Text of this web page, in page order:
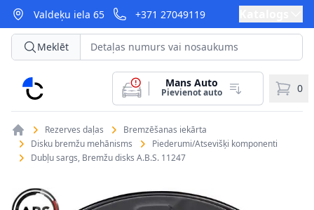
Valdeķu iela 65 +371 27049119
CarParts
Meklēt
Mans Auto
Pievienot auto 0
Rezerves daļas
Bremzēšanas iekārta
Disku bremžu mehānisms
Piederumi/Atsevišķi komponenti
Dubļu sargs, Bremžu disks A.B.S. 11247